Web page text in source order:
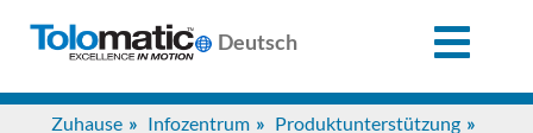
Deutsch
Zuhause Infozentrum
Produktunterstützung
Search